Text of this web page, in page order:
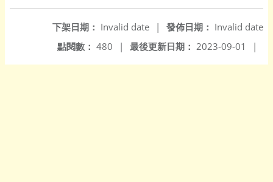
發佈日期： Invalid date
下架日期： Invalid date
|
最後更新日期： 2023-09-01 |
點閱數： 480 |